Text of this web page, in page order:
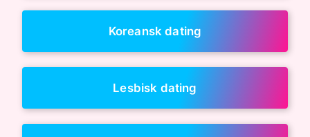
Koreansk dating
Lesbisk dating